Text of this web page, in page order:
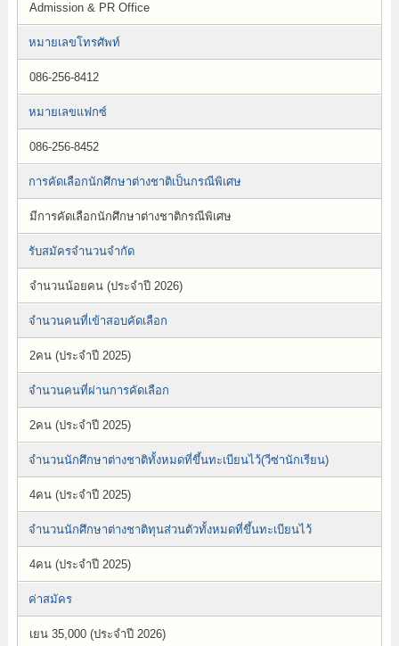
Admission & PR Office
หมายเลขโทรศัพท์
086-256-8412
หมายเลขแฟกซ์
086-256-8452
การคัดเลือกนักศึกษาต่างชาติเป็นกรณีพิเศษ
มีการคัดเลือกนักศึกษาต่างชาติกรณีพิเศษ
รับสมัครจำนวนจำกัด
จำนวนน้อยคน (ประจำปี 2026)
จำนวนคนที่เข้าสอบคัดเลือก
2คน (ประจำปี 2025)
จำนวนคนที่ผ่านการคัดเลือก
2คน (ประจำปี 2025)
จำนวนนักศึกษาต่างชาติทั้งหมดที่ขึ้นทะเบียนไว้(วีซ่านักเรียน)
4คน (ประจำปี 2025)
จำนวนนักศึกษาต่างชาติทุนส่วนตัวทั้งหมดที่ขึ้นทะเบียนไว้
4คน (ประจำปี 2025)
ค่าสมัคร
เยน 35,000 (ประจำปี 2026)